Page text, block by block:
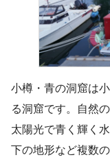
小樽・青の洞窟は
る洞窟です。自然
太陽光で青く輝く
下の地形など複数